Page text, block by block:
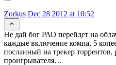
Zorkus Dec 28 2012 at 10:52
Не дай бог РАО перейдет на
каждые включение компа, 5
посланный на трекер
проигрывателя…